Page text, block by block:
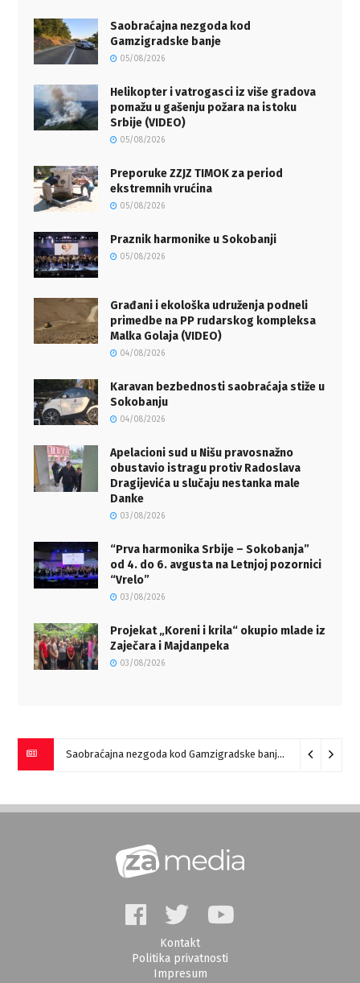
Saobraćajna nezgoda kod
Gamzigradske banje
05/08/2026
Helikopter i vatrogasci iz više gradova
pomažu u gašenju požara na istoku
Srbije (VIDEO)
05/08/2026
Preporuke ZZJZ TIMOK za period
ekstremnih vrućina
05/08/2026
Praznik harmonike u Sokobanji
05/08/2026
Građani i ekološka udruženja podneli
primedbe na PP rudarskog kompleksa
Malka Golaja (VIDEO)
04/08/2026
Karavan bezbednosti saobraćaja stiže u
Sokobanju
04/08/2026
Apelacioni sud u Nišu pravosnažno
obustavio istragu protiv Radoslava
Dragijevića u slučaju nestanka male
Danke
03/08/2026
“Prva harmonika Srbije – Sokobanja”
od 4. do 6. avgusta na Letnjoj pozornici
“Vrelo”
03/08/2026
Projekat „Koreni i krila“ okupio mlade iz
Zaječara i Majdanpeka
03/08/2026
Saobraćajna nezgoda kod Gamzigradske banje 05/08/2026
Kontakt
Politika privatnosti
Impresum